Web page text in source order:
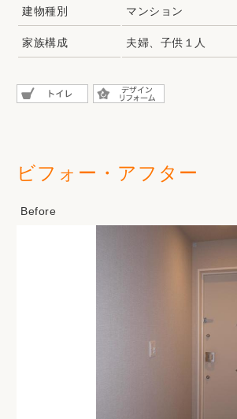
建物種別 マンション
家族構成 夫婦、子供１人
ビフォー・アフター